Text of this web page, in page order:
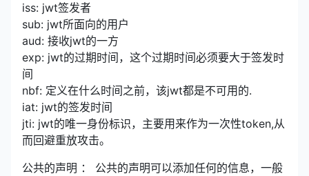
iss: jwt签发者
sub: jwt所面向的用户
aud: 接收jwt的一方
exp: jwt的过期时间，这个过期时间必须要大于签发时
间
nbf: 定义在什么时间之前，该jwt都是不可用的.
iat: jwt的签发时间
jti: jwt的唯一身份标识，主要用来作为一次性token,从
而回避重放攻击。
公共的声明 ： 公共的声明可以添加任何的信息，一般